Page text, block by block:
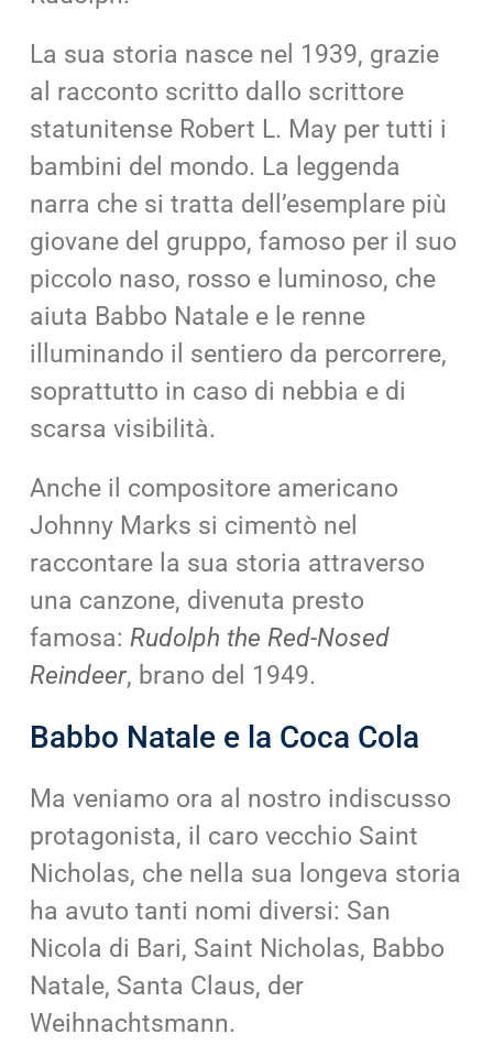
La sua storia nasce nel 1939, grazie
al racconto scritto dallo scrittore
statunitense Robert L. May per tutti i
bambini del mondo. La leggenda
narra che si tratta dell’esemplare più
giovane del gruppo, famoso per il suo
piccolo naso, rosso e luminoso, che
aiuta Babbo Natale e le renne
illuminando il sentiero da percorrere,
soprattutto in caso di nebbia e di
scarsa visibilità.
Anche il compositore americano
Johnny Marks si cimentò nel
raccontare la sua storia attraverso
una canzone, divenuta presto
famosa:Rudolph the Red-Nosed
Reindeer, brano del 1949.
Babbo Natale e la Coca Cola
Ma veniamo ora al nostro indiscusso
protagonista, il caro vecchio Saint
Nicholas, che nella sua longeva storia
ha avuto tanti nomi diversi: San
Nicola di Bari, Saint Nicholas, Babbo
Natale, Santa Claus, der
Weihnachtsmann.